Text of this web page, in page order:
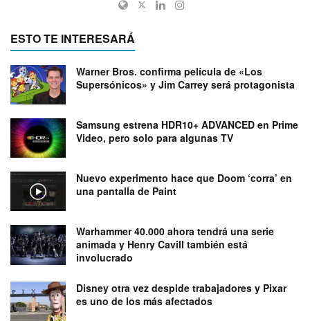
ESTO TE INTERESARÁ
Warner Bros. confirma película de «Los
Supersónicos» y Jim Carrey será protagonista
Samsung estrena HDR10+ ADVANCED en Prime
Video, pero solo para algunas TV
Nuevo experimento hace que Doom ‘corra’ en
una pantalla de Paint
Warhammer 40.000 ahora tendrá una serie
animada y Henry Cavill también está
involucrado
Disney otra vez despide trabajadores y Pixar
es uno de los más afectados